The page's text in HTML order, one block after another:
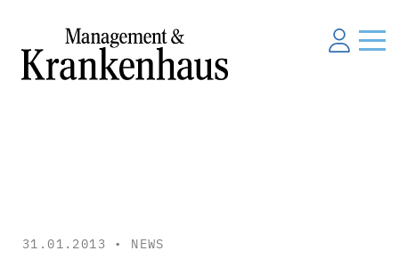
31.01.2013 • NEWS